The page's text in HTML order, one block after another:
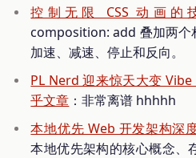
控制无限 CSS 动画的
composition: add 叠加两个
加速、减速、停止和反向。
PL Nerd 迎来惊天大变
乎文章 ：非常离谱 hhhhh
本地优先 Web 开发架构深
本地优先架构的核心概念、